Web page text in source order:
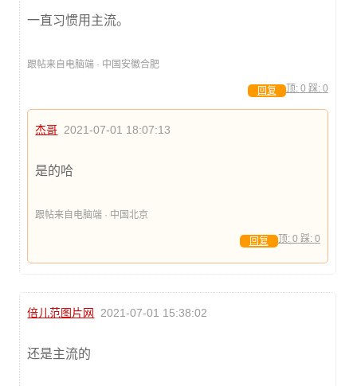
一直习惯用主流。
跟帖来自电脑端 · 中国安徽合肥
顶: 0 踩: 0
回复
杰哥 2021-07-01 18:07:13
是的哈
跟帖来自电脑端 · 中国北京
顶: 0 踩: 0
回复
倍儿范图片网 2021-07-01 15:38:02
还是主流的